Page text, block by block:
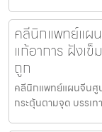
คลีนิกแพทย์แผ
แก้อาการ ฝังเ
ถูก
คลีนิกแพทย์แผนจีนศู
กระตุ้นตามจุด บรรเ